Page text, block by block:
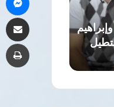
موجة
السويس
الكربون
مصر
السويس
منخفض